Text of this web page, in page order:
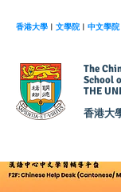
香港大學 ︱ 文學院 ︱ 中文學院
The
School
THE
香港大